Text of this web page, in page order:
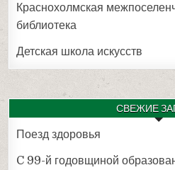
Краснохолмская
библиотека
Детская школа искусств
СВЕЖИЕ
Поезд здоровья
C 99-й годовщиной